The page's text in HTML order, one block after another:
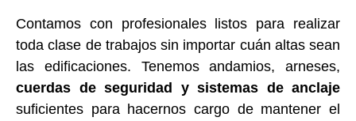
Contamos con profesionales listos para realizar
toda clase de trabajos sin importar cuán altas sean
las edificaciones. Tenemos andamios, arneses,
cuerdas de seguridad y sistemas de anclaje
suficientes para hacernos cargo de mantener el